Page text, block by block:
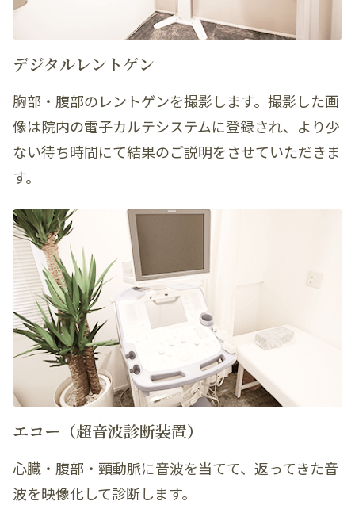
デジタルレントゲン
胸部・腹部のレントゲンを撮影します。撮影した画
像は院内の電子カルテシステムに登録され、より少
ない待ち時間にて結果のご説明をさせていただきま
す。
エコー（超音波診断装置）
心臓・腹部・頸動脈に音波を当てて、返ってきた音
波を映像化して診断します。